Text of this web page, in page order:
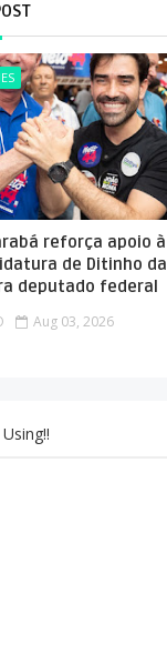
reforça apoio à
de Ditinho da
deputado federal
Aug 03, 2026